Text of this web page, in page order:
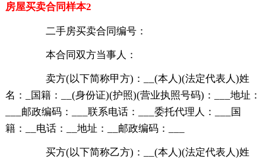
房屋买卖合同样本2
二手房买卖合同编号：
本合同双方当事人：
卖方(以下简称甲方)：__(本人)(法定代表人)姓
名：_国籍：__(身份证)(护照)(营业执照号码)：___地址：
___邮政编码：___联系电话：___委托代理人：___国
籍：__电话：__地址：__邮政编码：___
买方(以下简称乙方)：__(本人)(法定代表人)姓